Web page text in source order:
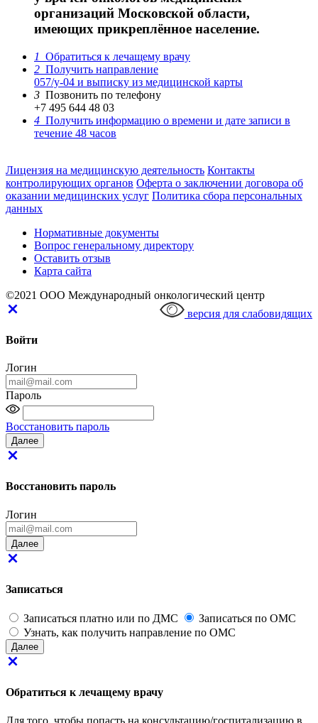
организаций Московской области,
имеющих прикреплённое население.
1 Обратиться к лечащему врачу
2 Получить направление
057/у-04 и выписку из медицинской карты
3 Позвонить по телефону
+7 495 644 48 03
4 Получить информацию о времени и дате записи в
течение 48 часов
Лицензия на медицинскую деятельность Контакты
контролирующих органов Оферта о заключении договора об
оказании медицинских услуг Политика сбора персональных
данных
Нормативные документы
Вопрос генеральному директору
Оставить отзыв
Карта сайта
©2021 ООО Международный онкологический центр
версия для слабовидящих
Войти
Логин
Пароль
Восстановить пароль
Восстановить пароль
Логин
Записаться
Записаться платно или по ДМС
Записаться по ОМС
Узнать, как получить направление по ОМС
Далее
Обратиться к лечащему врачу
Для того, чтобы попасть на консультацию/госпитализацию в